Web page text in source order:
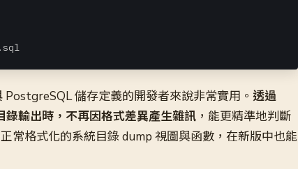
儲存定義的開發者來說非常實用。 透過
輸出時，不再因格式差異產生雜訊 ，能更精準地判斷
常格式化的系統目錄 dump 視圖與函數，在新版中也能